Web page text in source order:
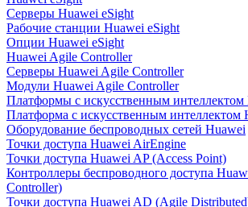
Серверы Huawei eSight
Рабочие станции Huawei eSight
Опции Huawei eSight
Huawei Agile Controller
Серверы Huawei Agile Controller
Модули Huawei Agile Controller
Платформы с искусственным интеллектом
Платформа с искусственным интеллектом
Оборудование беспроводных сетей Huawei
Точки доступа Huawei AirEngine
Точки доступа Huawei AP (Access Point)
Контроллеры беспроводного доступа
Controller)
Точки доступа Huawei AD (Agile